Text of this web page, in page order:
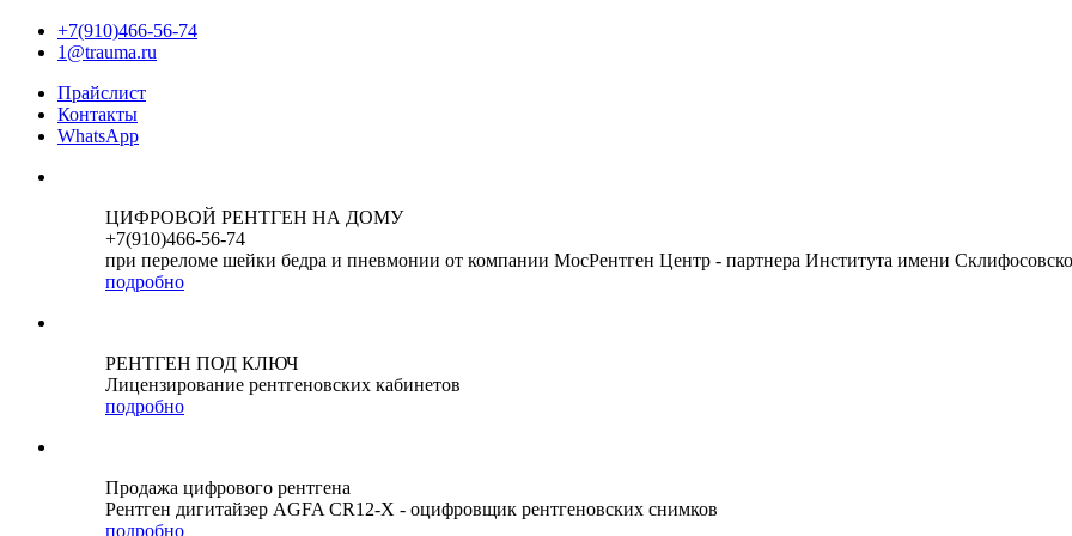
+7(910)466-56-74
1@trauma.ru
Прайслист
Контакты
WhatsApp
ЦИФРОВОЙ РЕНТГЕН НА ДОМУ
+7(910)466-56-74
при переломе шейки бедра и пневмонии от компании МосРентген Центр - партнера Института имени
подробно
РЕНТГЕН ПОД КЛЮЧ
Лицензирование рентгеновских кабинетов
подробно
Продажа цифрового рентгена
Рентген дигитайзер AGFA CR12-X - оцифровщик рентгеновских снимков
подробно